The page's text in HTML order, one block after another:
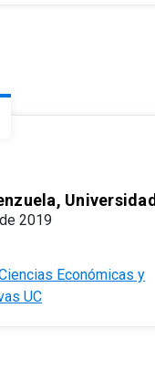
2019
Económicas y
UC